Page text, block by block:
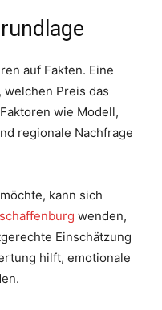
auf Fakten. Eine
Preis das
wie Modell,
regionale Nachfrage
kann sich
wenden,
Einschätzung
hilft, emotionale